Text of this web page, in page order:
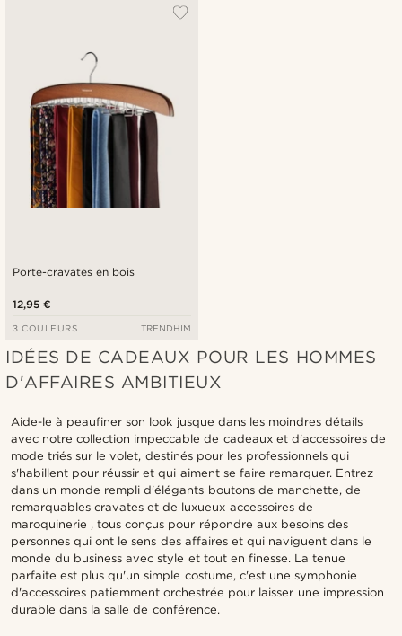
Porte-cravates en bois
12,95 €
3 COULEURS TRENDHIM
IDÉES DE CADEAUX POUR LES HOMMES
D'AFFAIRES AMBITIEUX
Aide-le à peaufiner son look jusque dans les moindres détails
avec notre collection impeccable de cadeaux et d'accessoires de
mode triés sur le volet, destinés pour les professionnels qui
s'habillent pour réussir et qui aiment se faire remarquer. Entrez
dans un monde rempli d'élégants boutons de manchette, de
remarquables cravates et de luxueux accessoires de
maroquinerie , tous conçus pour répondre aux besoins des
personnes qui ont le sens des affaires et qui naviguent dans le
monde du business avec style et tout en finesse. La tenue
parfaite est plus qu'un simple costume, c'est une symphonie
d'accessoires patiemment orchestrée pour laisser une impression
durable dans la salle de conférence.